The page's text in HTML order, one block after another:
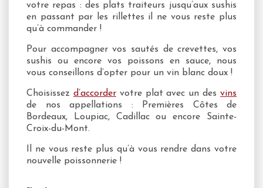
votre repas : des plats traiteurs jusqu’aux sushis
en passant par les rillettes il ne vous reste plus
qu’à commander !
Pour accompagner vos sautés de crevettes, vos
sushis ou encore vos poissons en sauce, nous
vous conseillons d’opter pour un vin blanc doux !
Choisissez d’accordervotre plat avec un desvins
de nos appellations : Premières Côtes de
Bordeaux, Loupiac, Cadillac ou encore Sainte-
Croix-du-Mont.
Il ne vous reste plus qu’à vous rendre dans votre
nouvelle poissonnerie !